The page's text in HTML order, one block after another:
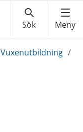
Vuxenutbildning /